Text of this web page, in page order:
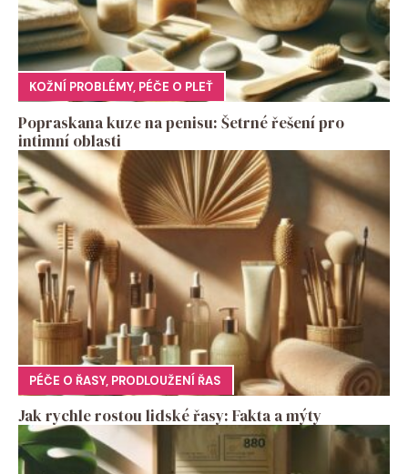
KOŽNÍ PROBLÉMY, PÉČE O PLEŤ
Popraskana kuze na penisu: Šetrné řešení pro
intimní oblasti
PÉČE O ŘASY, PRODLOUŽENÍ ŘAS
Jak rychle rostou lidské řasy: Fakta a mýty